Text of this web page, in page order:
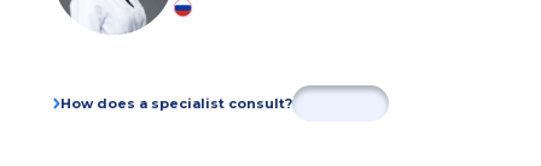
How does a specialist consult?